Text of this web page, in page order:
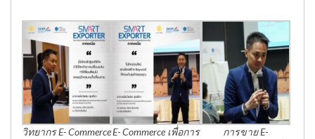
วิทยากร E- CommerceE- Commerce เพื่อการ
การขาย E-